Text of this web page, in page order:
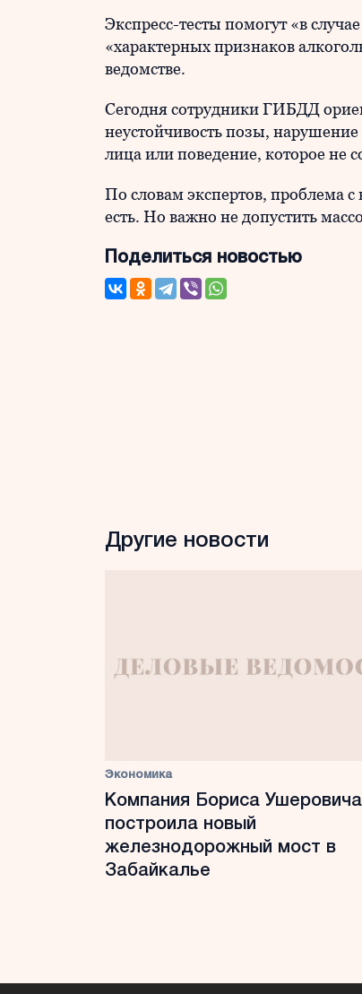
Экспресс-тесты помогут «в
«характерных признаков
ведомстве.
Сегодня сотрудники ГИБДД
неустойчивость позы,
лица или поведение, которое не
По словам экспертов, проблема
есть. Но важно не допустить
Поделиться новостью
Другие новости
Экономика
Компания Бориса Ушеровича
построила новый
железнодорожный мост в
Забайкалье